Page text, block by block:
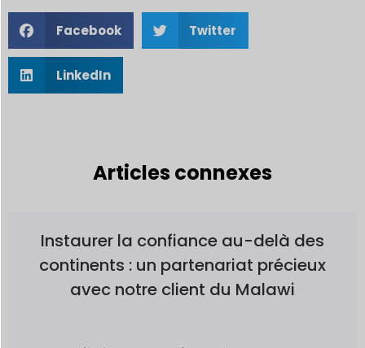
Facebook Twitter
LinkedIn
Articles connexes
Instaurer la confiance au-delà des
continents : un partenariat précieux
avec notre client du Malawi